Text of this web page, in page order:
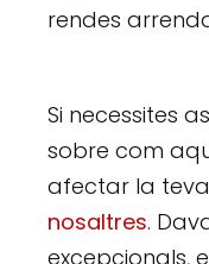
rendes
Si necessites
sobre com
afectar la
nosaltres.
excepcionals,